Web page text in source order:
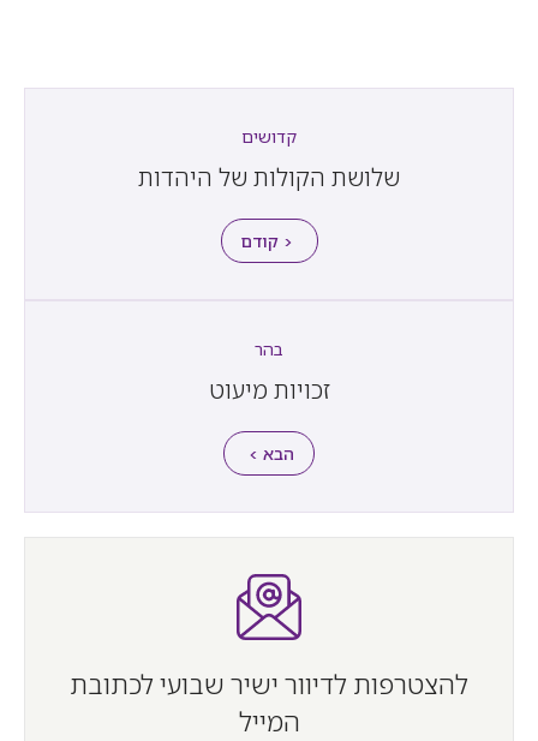
קדושים
שלושת הקולות של היהדות
< קודם
בהר
זכויות מיעוט
הבא >
להצטרפות לדיוור ישיר שבועי לכתובת
המייל